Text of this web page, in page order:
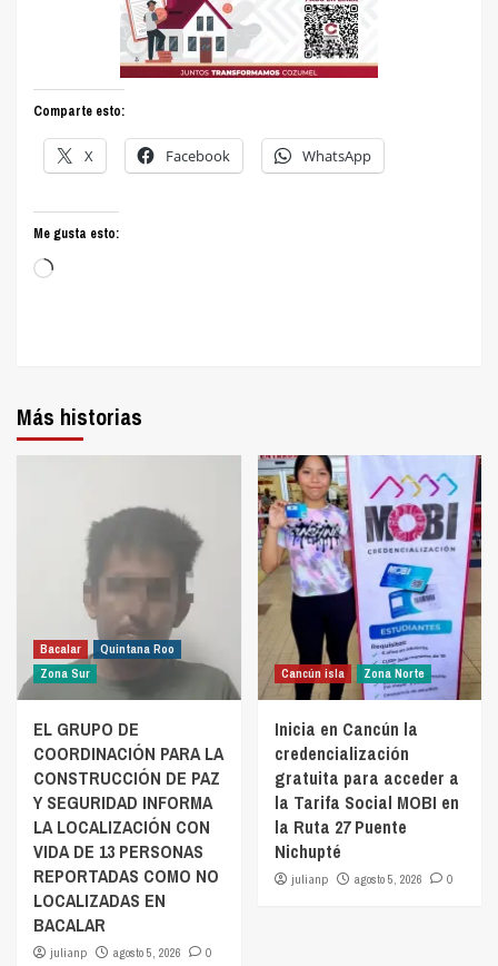
Comparte esto:
X Facebook WhatsApp
Me gusta esto:
Cargando...
Más historias
Bacalar
Quintana Roo
Zona Sur
EL GRUPO DE
COORDINACIÓN PARA LA
CONSTRUCCIÓN DE PAZ
Y SEGURIDAD INFORMA
LA LOCALIZACIÓN CON
VIDA DE 13 PERSONAS
REPORTADAS COMO NO
LOCALIZADAS EN
BACALAR
julianp agosto 5, 2026 0
Cancún isla Zona Norte
Inicia en Cancún la
credencialización
gratuita para acceder a
la Tarifa Social MOBI en
la Ruta 27 Puente
Nichupté
julianp agosto 5, 2026 0